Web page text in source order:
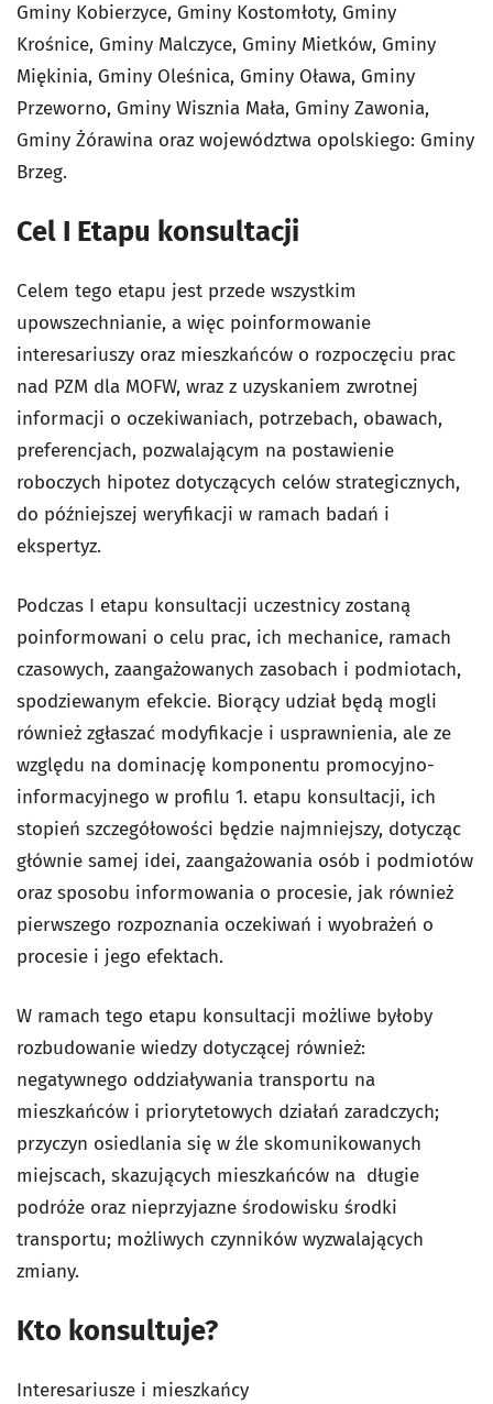
Gminy Kobierzyce, Gminy Kostomłoty, Gminy
Krośnice, Gminy Malczyce, Gminy Mietków, Gminy
Miękinia, Gminy Oleśnica, Gminy Oława, Gminy
Przeworno, Gminy Wisznia Mała, Gminy Zawonia,
Gminy Żórawina oraz województwa opolskiego: Gminy
Brzeg.
Cel I Etapu konsultacji
Celem tego etapu jest przede wszystkim
upowszechnianie, a więc poinformowanie
interesariuszy oraz mieszkańców o rozpoczęciu prac
nad PZM dla MOFW, wraz z uzyskaniem zwrotnej
informacji o oczekiwaniach, potrzebach, obawach,
preferencjach, pozwalającym na postawienie
roboczych hipotez dotyczących celów strategicznych,
do późniejszej weryfikacji w ramach badań i
ekspertyz.
Podczas I etapu konsultacji uczestnicy zostaną
poinformowani o celu prac, ich mechanice, ramach
czasowych, zaangażowanych zasobach i podmiotach,
spodziewanym efekcie. Biorący udział będą mogli
również zgłaszać modyfikacje i usprawnienia, ale ze
względu na dominację komponentu promocyjno-
informacyjnego w profilu 1. etapu konsultacji, ich
stopień szczegółowości będzie najmniejszy, dotycząc
głównie samej idei, zaangażowania osób i podmiotów
oraz sposobu informowania o procesie, jak również
pierwszego rozpoznania oczekiwań i wyobrażeń o
procesie i jego efektach.
W ramach tego etapu konsultacji możliwe byłoby
rozbudowanie wiedzy dotyczącej również:
negatywnego oddziaływania transportu na
mieszkańców i priorytetowych działań zaradczych;
przyczyn osiedlania się w źle skomunikowanych
miejscach, skazujących mieszkańców na długie
podróże oraz nieprzyjazne środowisku środki
transportu; możliwych czynników wyzwalających
zmiany.
Kto konsultuje?
Interesariusze i mieszkańcy